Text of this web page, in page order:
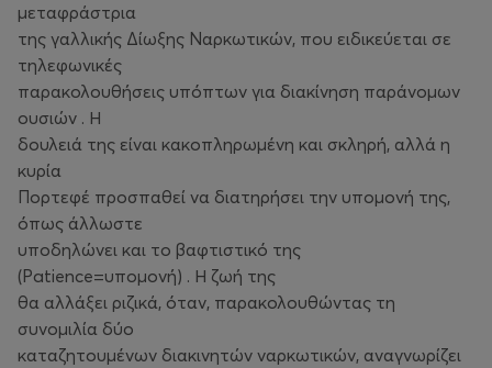
μεταφράστρια
της γαλλικής Δίωξης Ναρκωτικών, που ειδικεύεται σε
τηλεφωνικές
παρακολουθήσεις υπόπτων για διακίνηση παράνομων
ουσιών . Η
δουλειά της είναι κακοπληρωμένη και σκληρή, αλλά η
κυρία
Πορτεφέ προσπαθεί να διατηρήσει την υπομονή της,
όπως άλλωστε
υποδηλώνει και το βαφτιστικό της
(Patience=υπομονή) . Η ζωή της
θα αλλάξει ριζικά, όταν, παρακολουθώντας τη
συνομιλία δύο
καταζητουμένων διακινητών ναρκωτικών, αναγνωρίζει